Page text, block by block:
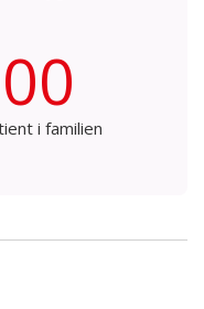
i familien